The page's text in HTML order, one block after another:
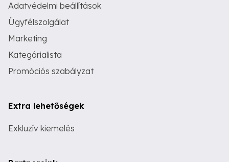
Adatvédelmi beállítások
Ügyfélszolgálat
Marketing
Kategórialista
Promóciós szabályzat
Extra lehetőségek
Exkluzív kiemelés